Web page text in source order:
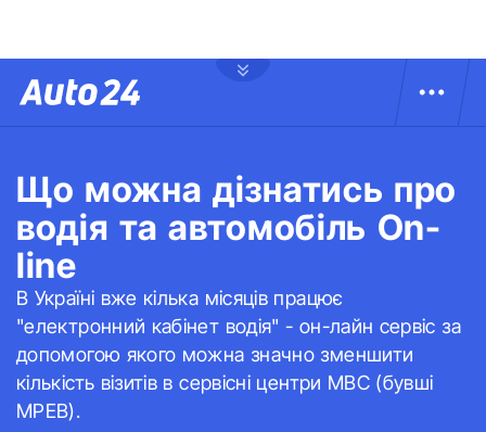
Що можна дізнатись про
водія та автомобіль On-
line
В Україні вже кілька місяців працює
"електронний кабінет водія" - он-лайн сервіс за
допомогою якого можна значно зменшити
кількість візитів в сервісні центри МВС (бувші
МРЕВ).